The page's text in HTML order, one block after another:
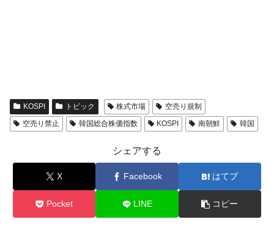
KOSPI トピック 株式市場
空売り規制
空売り禁止
韓国総合株価指数 KOSPI 南朝鮮 韓国
シェアする
X Facebook はてブ
Pocket LINE コピー